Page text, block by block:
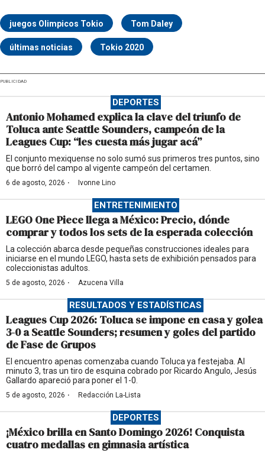
juegos Olimpicos Tokio Tom Daley
últimas noticias Tokio 2020
PUBLICIDAD
DEPORTES
Antonio Mohamed explica la clave del triunfo de
Toluca ante Seattle Sounders, campeón de la
Leagues Cup: “les cuesta más jugar acá”
El conjunto mexiquense no solo sumó sus primeros tres puntos, sino
que borró del campo al vigente campeón del certamen.
6 de agosto, 2026 · Ivonne Lino
ENTRETENIMIENTO
LEGO One Piece llega a México: Precio, dónde
comprar y todos los sets de la esperada colección
La colección abarca desde pequeñas construcciones ideales para
iniciarse en el mundo LEGO, hasta sets de exhibición pensados para
coleccionistas adultos.
5 de agosto, 2026 · Azucena Villa
RESULTADOS Y ESTADÍSTICAS
Leagues Cup 2026: Toluca se impone en casa y golea
3-0 a Seattle Sounders; resumen y goles del partido
de Fase de Grupos
El encuentro apenas comenzaba cuando Toluca ya festejaba. Al
minuto 3, tras un tiro de esquina cobrado por Ricardo Angulo, Jesús
Gallardo apareció para poner el 1-0.
5 de agosto, 2026 · Redacción La-Lista
DEPORTES
¡México brilla en Santo Domingo 2026! Conquista
cuatro medallas en gimnasia artística